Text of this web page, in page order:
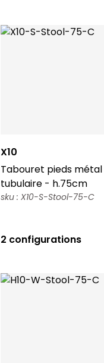
X10
Tabouret pieds métal
tubulaire - h.75cm
sku : X10-S-Stool-75-C
2 configurations